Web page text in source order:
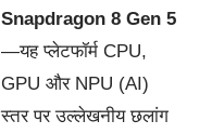
Snapdragon 8 Gen 5
—यह प्लेटफॉर्म CPU,
GPU और NPU (AI)
स्तर पर उल्लेखनीय छलांग